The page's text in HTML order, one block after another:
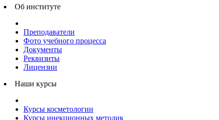
Об институте
Преподаватели
Фото учебного процесса
Документы
Реквизиты
Лицензии
Наши курсы
Курсы косметологии
Курсы инекционных методик